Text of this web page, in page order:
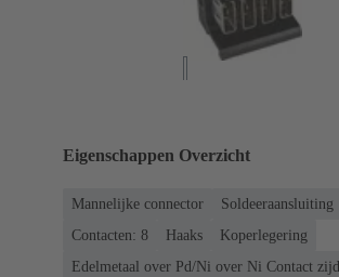
Eigenschappen Overzicht
Mannelijke connector
Soldeeraansluiting
Contacten: 8
Haaks
Koperlegering
Edelmetaal over Pd/Ni over Ni Contact